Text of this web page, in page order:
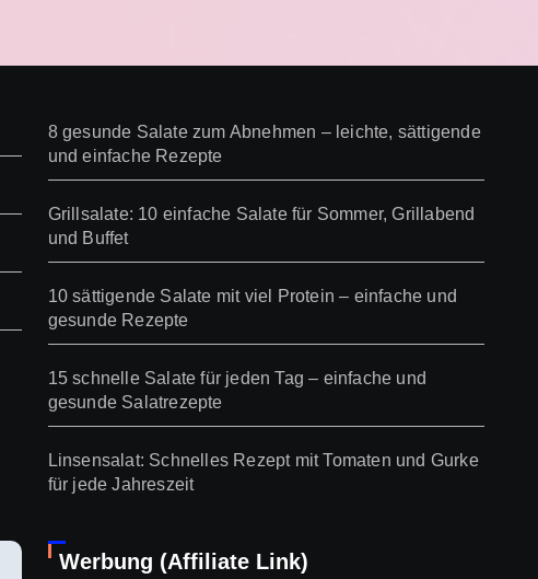
8 gesunde Salate zum Abnehmen – leichte, sättigende
und einfache Rezepte
Grillsalate: 10 einfache Salate für Sommer, Grillabend
und Buffet
10 sättigende Salate mit viel Protein – einfache und
gesunde Rezepte
15 schnelle Salate für jeden Tag – einfache und
gesunde Salatrezepte
Linsensalat: Schnelles Rezept mit Tomaten und Gurke
für jede Jahreszeit
Werbung (Affiliate Link)